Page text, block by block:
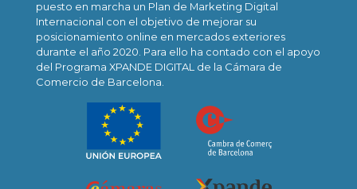
puesto en marcha un Plan de Marketing Digital
Internacional con el objetivo de mejorar su
posicionamiento online en mercados exteriores
durante el año 2020. Para ello ha contado con el apoyo
del Programa XPANDE DIGITAL de la Cámara de
Comercio de Barcelona.